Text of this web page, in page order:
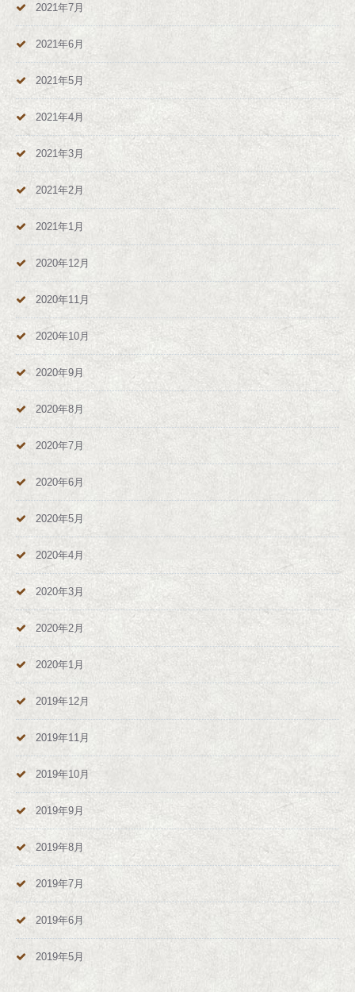
2021年7月
2021年6月
2021年5月
2021年4月
2021年3月
2021年2月
2021年1月
2020年12月
2020年11月
2020年10月
2020年9月
2020年8月
2020年7月
2020年6月
2020年5月
2020年4月
2020年3月
2020年2月
2020年1月
2019年12月
2019年11月
2019年10月
2019年9月
2019年8月
2019年7月
2019年6月
2019年5月